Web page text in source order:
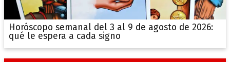
Horóscopo semanal del 3 al 9 de agosto de 2026:
qué le espera a cada signo